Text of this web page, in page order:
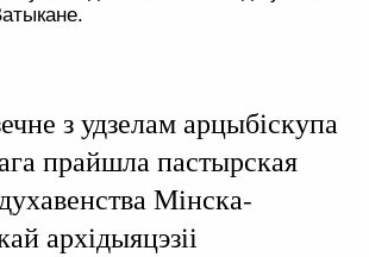
з удзелам арцыбіскупа
прайшла пастырская
Мінска-
архідыяцэзіі